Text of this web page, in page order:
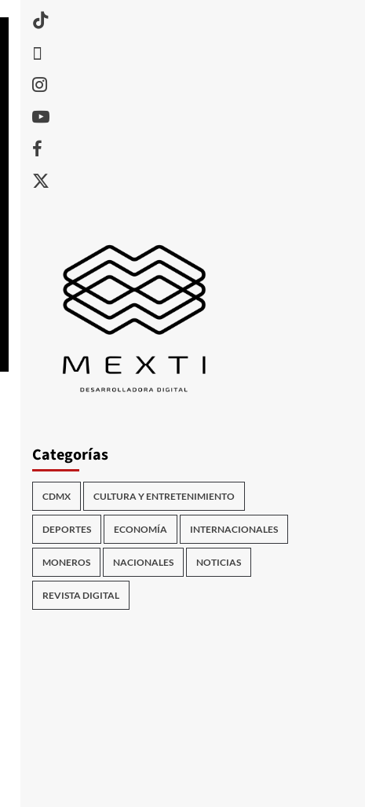
TikTok
Instagram
Youtube
Facebook
X
Categorías
CDMX CULTURA Y ENTRETENIMIENTO
DEPORTES ECONOMÍA INTERNACIONALES
MONEROS NACIONALES NOTICIAS
REVISTA DIGITAL